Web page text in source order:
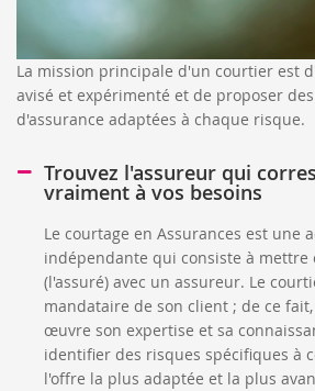
La mission principale d'un courtier est
avisé et expérimenté et de proposer
d'assurance adaptées à chaque risque.
Trouvez l'assureur qui
vraiment à vos besoins
Le courtage en Assurances est une
indépendante qui consiste à
(l'assuré) avec un assureur. Le
mandataire de son client ; de ce
œuvre son expertise et sa
identifier des risques spécifiques à
l'offre la plus adaptée et la plus